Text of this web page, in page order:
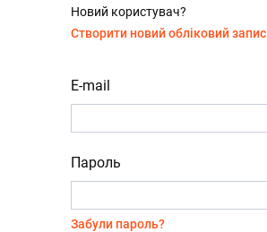
Новий користувач?
Створити новий обліковий запис
E-mail
Пароль
Забули пароль?